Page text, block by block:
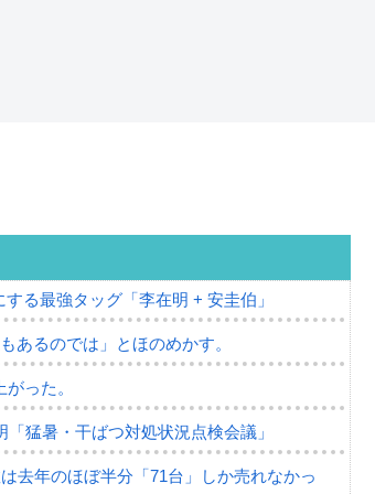
る最強タッグ「李在明 + 安圭伯」
あるのでは」とほのめかす。
った。
猛暑・干ばつ対処状況点検会議」
去年のほぼ半分「71台」しか売れなかっ